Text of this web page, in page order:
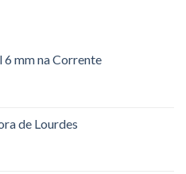
mm na Corrente
de Lourdes